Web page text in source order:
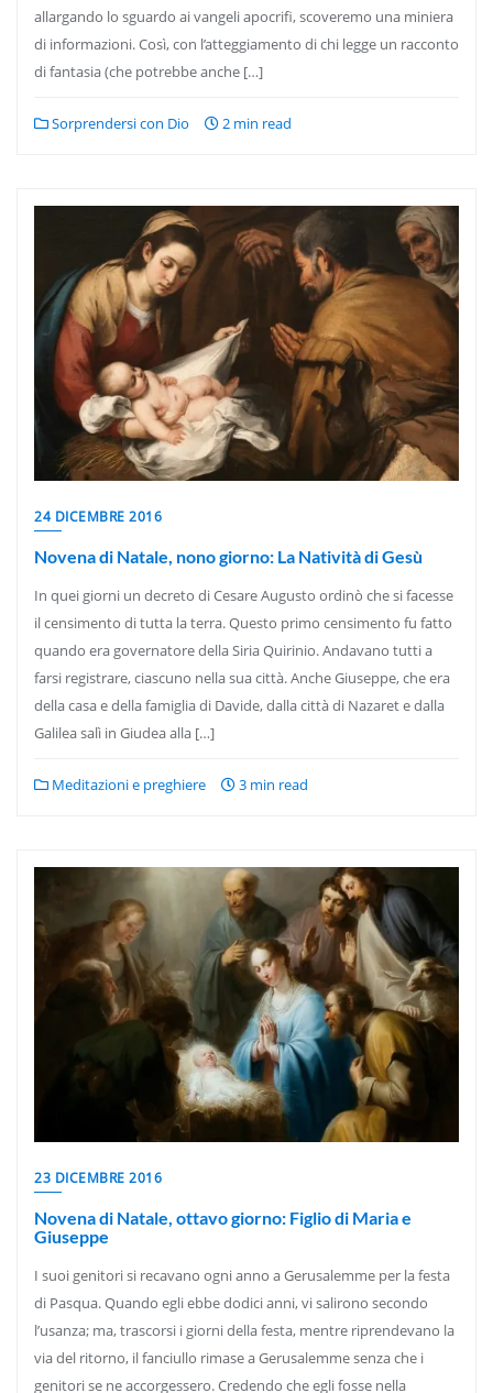
allargando lo sguardo ai vangeli apocrifi, scoveremo una miniera
di informazioni. Così, con l’atteggiamento di chi legge un racconto
di fantasia (che potrebbe anche […]
Sorprendersi con Dio 2 min read
24 DICEMBRE 2016
Novena di Natale, nono giorno: La Natività di Gesù
In quei giorni un decreto di Cesare Augusto ordinò che si facesse
il censimento di tutta la terra. Questo primo censimento fu fatto
quando era governatore della Siria Quirinio. Andavano tutti a
farsi registrare, ciascuno nella sua città. Anche Giuseppe, che era
della casa e della famiglia di Davide, dalla città di Nazaret e dalla
Galilea salì in Giudea alla […]
Meditazioni e preghiere 3 min read
23 DICEMBRE 2016
Novena di Natale, ottavo giorno: Figlio di Maria e
Giuseppe
I suoi genitori si recavano ogni anno a Gerusalemme per la festa
di Pasqua. Quando egli ebbe dodici anni, vi salirono secondo
l’usanza; ma, trascorsi i giorni della festa, mentre riprendevano la
via del ritorno, il fanciullo rimase a Gerusalemme senza che i
genitori se ne accorgessero. Credendo che egli fosse nella